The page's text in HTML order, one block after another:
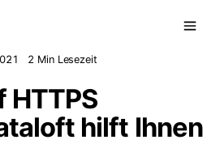
2 Min Lesezeit
HTTPS
hilft Ihnen